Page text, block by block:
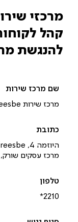
מרכזי
קהל
להנגשת
מרכז שירות freesbe סנטר
היוזמה 4, freesbe סנטר
מרכז עסקים שורק,
*2210‎